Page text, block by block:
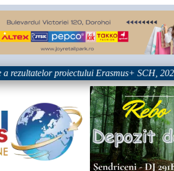
proiectului Erasmus+ SCH, 2025-1-